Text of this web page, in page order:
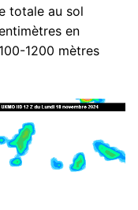
totale au sol
en
1200 mètres